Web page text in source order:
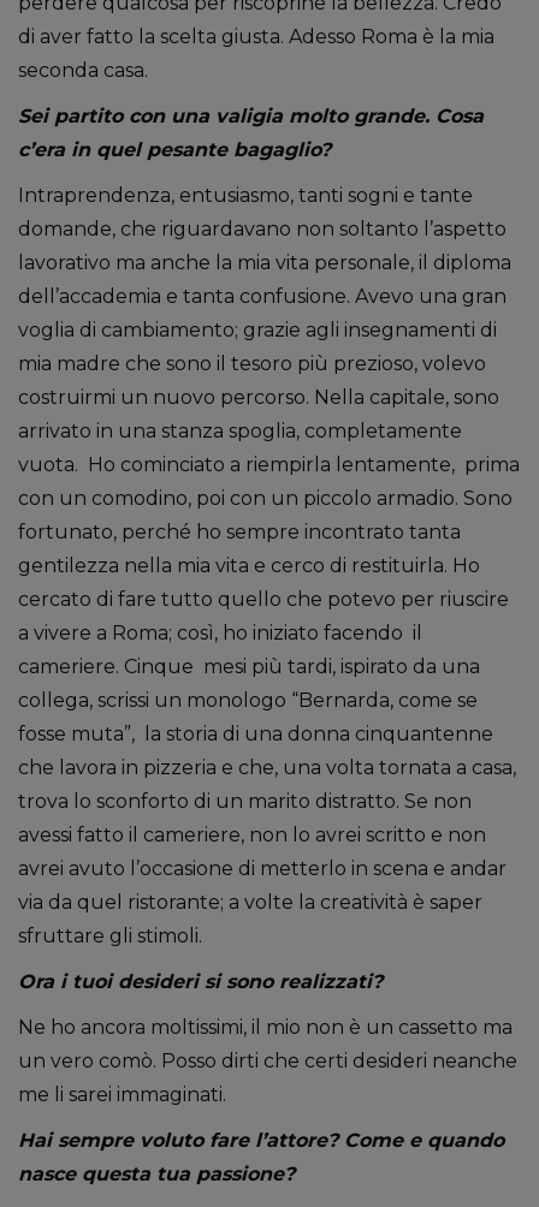
di aver fatto la scelta giusta. Adesso Roma è la mia
seconda casa.
Sei partito con una valigia molto grande. Cosa
c’era in quel pesante bagaglio?
Intraprendenza, entusiasmo, tanti sogni e tante
domande, che riguardavano non soltanto l’aspetto
lavorativo ma anche la mia vita personale, il diploma
dell’accademia e tanta confusione. Avevo una gran
voglia di cambiamento; grazie agli insegnamenti di
mia madre che sono il tesoro più prezioso, volevo
costruirmi un nuovo percorso. Nella capitale, sono
arrivato in una stanza spoglia, completamente
vuota. Ho cominciato a riempirla lentamente, prima
con un comodino, poi con un piccolo armadio. Sono
fortunato, perché ho sempre incontrato tanta
gentilezza nella mia vita e cerco di restituirla. Ho
cercato di fare tutto quello che potevo per riuscire
a vivere a Roma; così, ho iniziato facendo il
cameriere. Cinque mesi più tardi, ispirato da una
collega, scrissi un monologo “Bernarda, come se
fosse muta”, la storia di una donna cinquantenne
che lavora in pizzeria e che, una volta tornata a casa,
trova lo sconforto di un marito distratto. Se non
avessi fatto il cameriere, non lo avrei scritto e non
avrei avuto l’occasione di metterlo in scena e andar
via da quel ristorante; a volte la creatività è saper
sfruttare gli stimoli.
Ora i tuoi desideri si sono realizzati?
Ne ho ancora moltissimi, il mio non è un cassetto ma
un vero comò. Posso dirti che certi desideri neanche
me li sarei immaginati.
Hai sempre voluto fare l’attore? Come e quando
nasce questa tua passione?